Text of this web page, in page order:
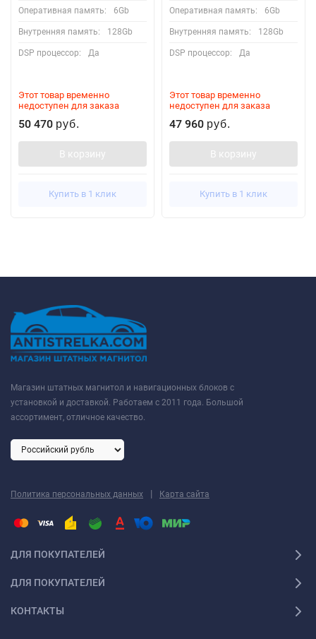
Оперативная память: 6Gb
Внутренняя память: 128Gb
DSP процессор: Да
Этот товар временно
недоступен для заказа
50 470 руб.
В корзину
Купить в 1 клик
Оперативная память: 6Gb
Внутренняя память: 128Gb
DSP процессор: Да
Этот товар временно
недоступен для заказа
47 960 руб.
В корзину
Купить в 1 клик
Магазин штатных магнитол и навигационных блоков с
установкой и доставкой. Работаем с 2011 года. Большой
ассортимент, отличное качество.
Политика персональных данных | Карта сайта
ДЛЯ ПОКУПАТЕЛЕЙ
ДЛЯ ПОКУПАТЕЛЕЙ
КОНТАКТЫ